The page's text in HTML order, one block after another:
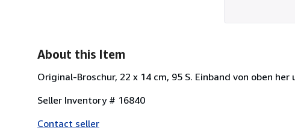
About this Item
Original-Broschur, 22 x 14 cm, 95 S. Einband von oben
Seller Inventory # 16840
Contact seller